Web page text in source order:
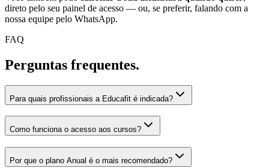
direto pelo seu painel de acesso — ou, se preferir, falando com a
nossa equipe pelo WhatsApp.
FAQ
Perguntas frequentes.
Para quais profissionais a Educafit é indicada?
Como funciona o acesso aos cursos?
Por que o plano Anual é o mais recomendado?